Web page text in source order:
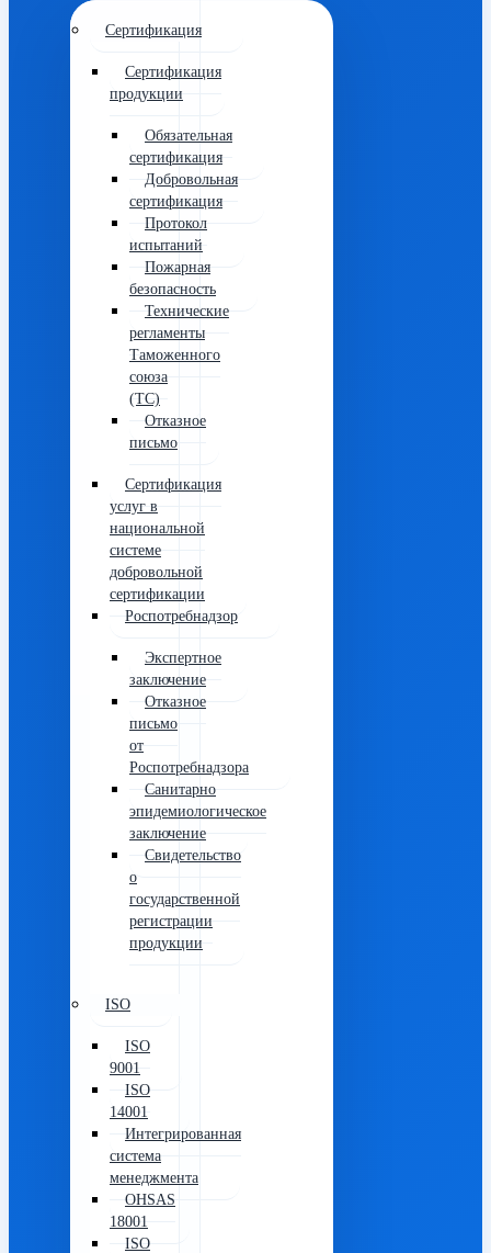
Сертификация
Сертификация
продукции
Обязательная
сертификация
Добровольная
сертификация
Протокол
испытаний
Пожарная
безопасность
Технические
регламенты
Таможенного
союза
(ТС)
Отказное
письмо
Сертификация
услуг в
национальной
системе
добровольной
сертификации
Роспотребнадзор
Экспертное
заключение
Отказное
письмо
от
Роспотребнадзора
Санитарно
эпидемиологическое
заключение
Свидетельство
о
государственной
регистрации
продукции
ISO
ISO
9001
ISO
14001
Интегрированная
система
менеджмента
OHSAS
18001
ISO